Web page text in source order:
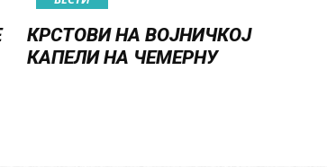
КРСТОВИ НА ВОЈНИЧКОЈ
КАПЕЛИ НА ЧЕМЕРНУ